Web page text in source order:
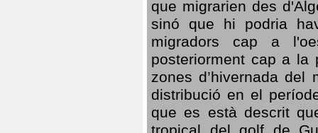
que migrarien des
sinó que hi podria
migradors cap a
posteriorment cap a la
zones d’hivernada
distribució en el
que es està descrit